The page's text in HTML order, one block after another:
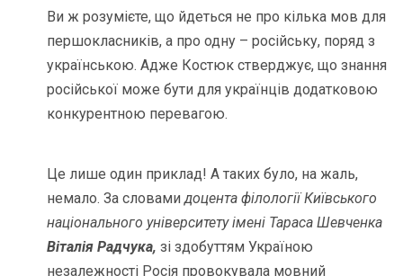
Ви ж розумієте, що йдеться не про кілька мов для
першокласників, а про одну – російську, поряд з
українською. Адже Костюк стверджує, що знання
російської може бути для українців додатковою
конкурентною перевагою.
Це лише один приклад! А таких було, на жаль,
немало. За словамидоцента філології Київського
національного університету імені Тараса Шевченка
Віталія Радчука,зі здобуттям Україною
незалежності Росія провокувала мовний